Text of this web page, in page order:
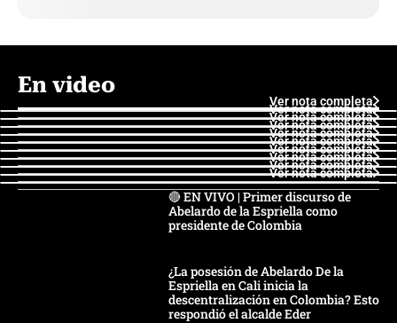
En video
Ver nota completa
Ver nota completa
Ver nota completa
Ver nota completa
Ver nota completa
Ver nota completa
Ver nota completa
Ver nota completa
Ver nota completa
Ver nota completa
🔴 EN VIVO | Primer discurso de
Abelardo de la Espriella como
presidente de Colombia
¿La posesión de Abelardo De la
Espriella en Cali inicia la
descentralización en Colombia? Esto
respondió el alcalde Eder